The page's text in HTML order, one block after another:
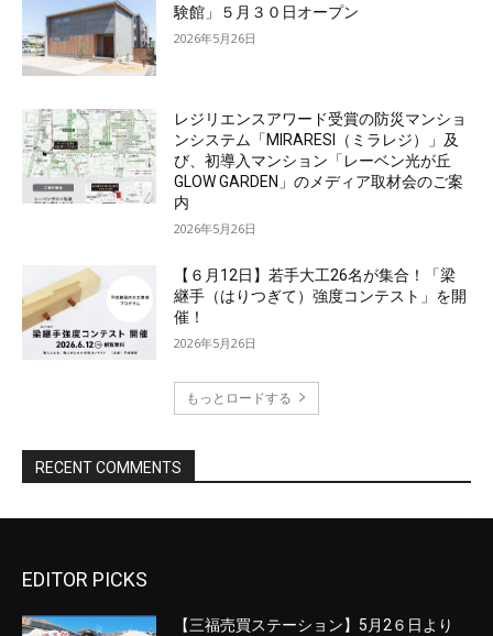
EDITOR PICKS
【三福売買ステーション】5月2６日より